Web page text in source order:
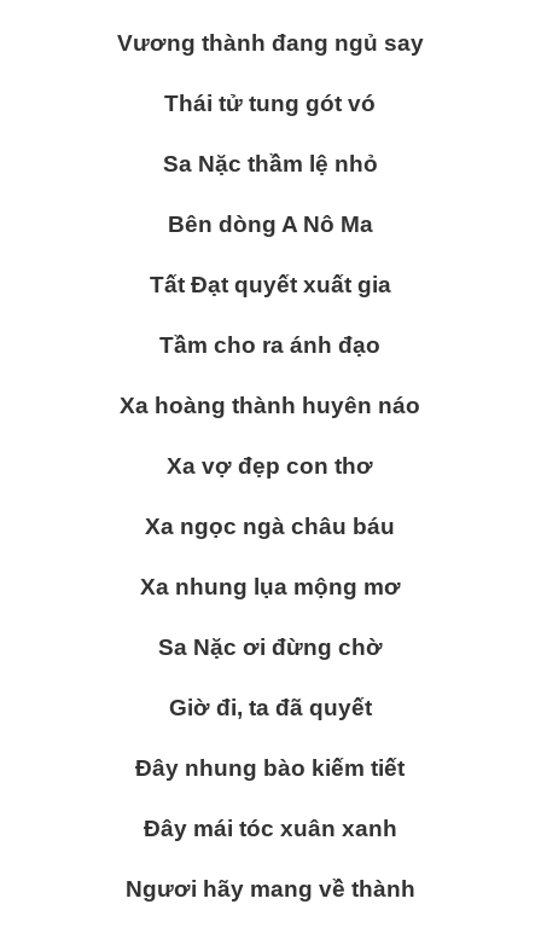
Vương thành đang ngủ say
Thái tử tung gót vó
Sa Nặc thầm lệ nhỏ
Bên dòng A Nô Ma
Tất Đạt quyết xuất gia
Tầm cho ra ánh đạo
Xa hoàng thành huyên náo
Xa vợ đẹp con thơ
Xa ngọc ngà châu báu
Xa nhung lụa mộng mơ
Sa Nặc ơi đừng chờ
Giờ đi, ta đã quyết
Đây nhung bào kiếm tiết
Đây mái tóc xuân xanh
Ngươi hãy mang về thành